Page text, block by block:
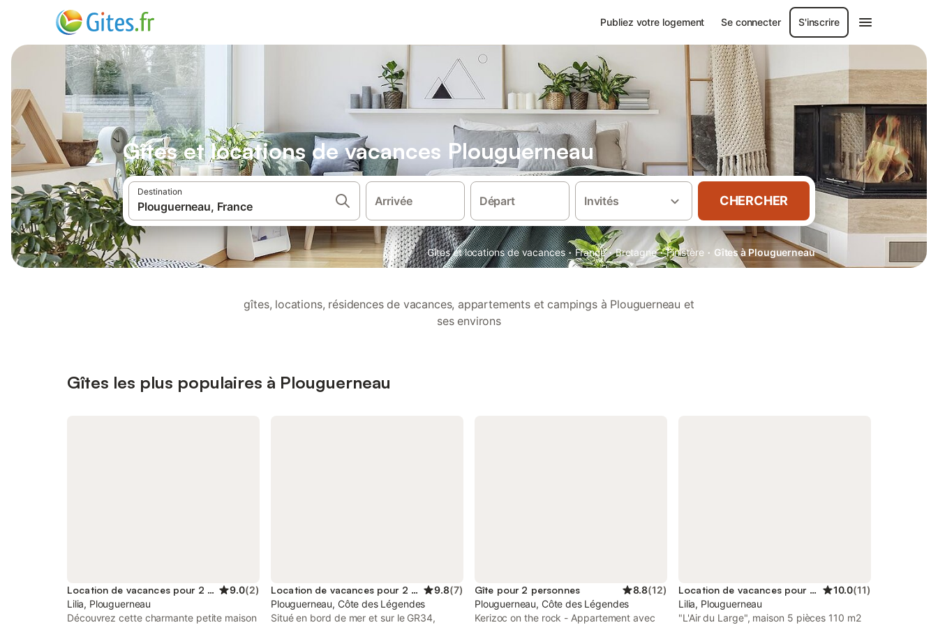
Publiez votre logement Se connecter S'inscrire
Gîtes et locations de vacances Plouguerneau
Destination
Arrivée Départ Invités CHERCHER
Gîtes et locations de vacances · France · Bretagne · Finistère · Gîtes à Plouguerneau
gîtes, locations, résidences de vacances, appartements et campings à Plouguerneau et
ses environs
Gîtes les plus populaires à Plouguerneau
Location de vacances pour 2 personnes 9.0(2)
Lilia, Plouguerneau
Découvrez cette charmante petite maison
Location de vacances pour 2 personnes 9.8(7)
Plouguerneau, Côte des Légendes
Situé en bord de mer et sur le GR34,
Gîte pour 2 personnes 8.8(12)
Plouguerneau, Côte des Légendes
Kerizoc on the rock - Appartement avec
Location de vacances pour 6 personnes 10.0(11)
Lilia, Plouguerneau
"L'Air du Large", maison 5 pièces 110 m2